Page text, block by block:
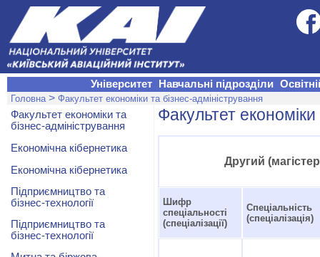
Університет Навчальні підрозділи
Головна > Факультет економіки та бізнес-адміністрування
Факультет
Другий
Шифр
спеціальності
(спеціалізації)
Спеціальність
(спеціалізація)
Факультет економіки та
бізнес-адміністрування
Економічна кібернетика
Економічна кібернетика
Підприємництво та
бізнес-технології
Підприємництво та
бізнес-технології